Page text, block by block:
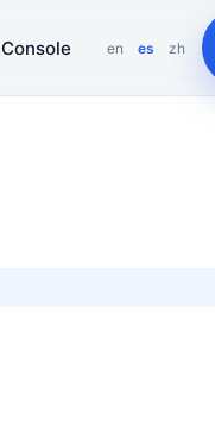
Console en es zh